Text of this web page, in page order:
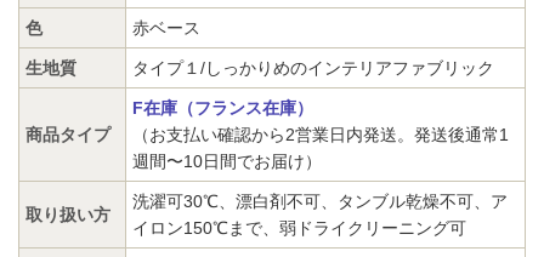
色 赤ベース
生地質 タイプ１/しっかりめのインテリアファブリック
商品タイプ
F在庫（フランス在庫）
（お支払い確認から2営業日内発送。発送後通常1
週間〜10日間でお届け）
取り扱い方
洗濯可30℃、漂白剤不可、タンブル乾燥不可、ア
イロン150℃まで、弱ドライクリーニング可